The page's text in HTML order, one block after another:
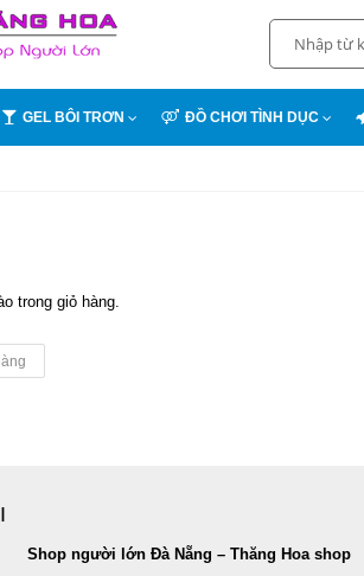
GEL BÔI TRƠN ĐỒ CHƠI TÌNH DỤC
trong giỏ hàng.
Shop người lớn Đà Nẵng – Thăng Hoa shop